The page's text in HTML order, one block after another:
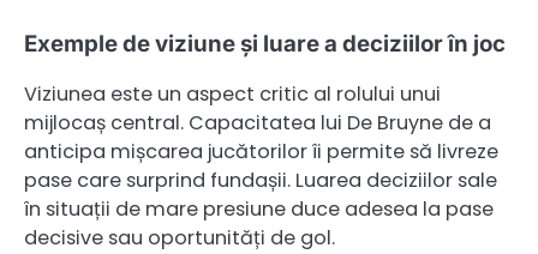
Exemple de viziune și luare a deciziilor în joc
Viziunea este un aspect critic al rolului unui
mijlocaș central. Capacitatea lui De Bruyne de a
anticipa mișcarea jucătorilor îi permite să livreze
pase care surprind fundașii. Luarea deciziilor sale
în situații de mare presiune duce adesea la pase
decisive sau oportunități de gol.